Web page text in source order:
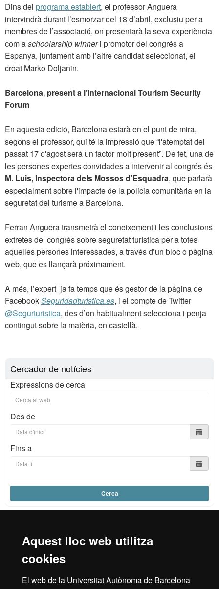
Aquest lloc web utilitza
cookies
El web de la Universitat Autònoma de Barcelona
Dins del programa establert, el professor Anguera
intervindrà durant l’esmorzar del 18 d’abril, exclusiu per a
membres de l’associació, on presentarà la seva experiència
com aschoolarship winneri promotor del congrés a
Espanya, juntament amb l’altre candidat seleccionat, el
croat Marko Doljanin.
Barcelona, present a l’Internacional Tourism Security
Forum
En aquesta edició, Barcelona estarà en el punt de mira,
segons el professor, qui té la impressió que “l'atemptat del
passat 17 d'agost serà un factor molt present”. De fet, una de
les persones expertes convidades a intervenir al congrés és
M. Luis, Inspectora dels Mossos d'Esquadra, que parlarà
especialment sobre l'impacte de la policia comunitària en la
seguretat del turisme a Barcelona.
Ferran Anguera transmetrà el coneixement i les conclusions
extretes del congrés sobre seguretat turística per a totes
aquelles persones interessades, a través d’un bloc o pàgina
web, que es llançarà próximament.
A més, l’expert ja fa temps que és gestor de la pàgina de
FacebookSeguridadturistica.es, i el compte de Twitter
@Segurturistica, des d’on habitualment selecciona i penja
contingut sobre la matèria, en castellà.
Cercador de notícies
Expressions de cerca
Des de
Fins a
Cerca
Reconeixement internacional de l'excel·lència
HR